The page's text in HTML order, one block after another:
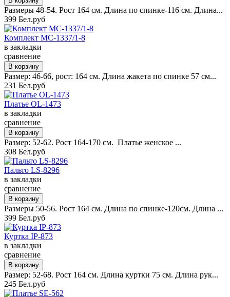
Размеры 48-54. Рост 164 см. Длина по спинке-116 см. Длина...
399 Бел.руб
Комплект MC-1337/1-8
в закладки
сравнение
Размер: 46-66, рост: 164 см. Длина жакета по спинке 57 см...
231 Бел.руб
Платье OL-1473
в закладки
сравнение
Размер: 52-62. Рост 164-170 см. Платье женское ...
308 Бел.руб
Пальто LS-8296
в закладки
сравнение
Размеры 50-56. Рост 164 см. Длина по спинке-120см. Длина ...
399 Бел.руб
Куртка IP-873
в закладки
сравнение
Размер: 52-68. Рост 164 см. Длина куртки 75 см. Длина рук...
245 Бел.руб